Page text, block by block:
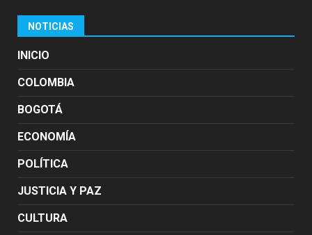
NOTICIAS
INICIO
COLOMBIA
BOGOTÁ
ECONOMÍA
POLÍTICA
JUSTICIA Y PAZ
CULTURA